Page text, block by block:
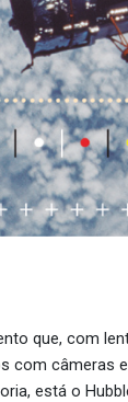
que, com
com câmeras
está o